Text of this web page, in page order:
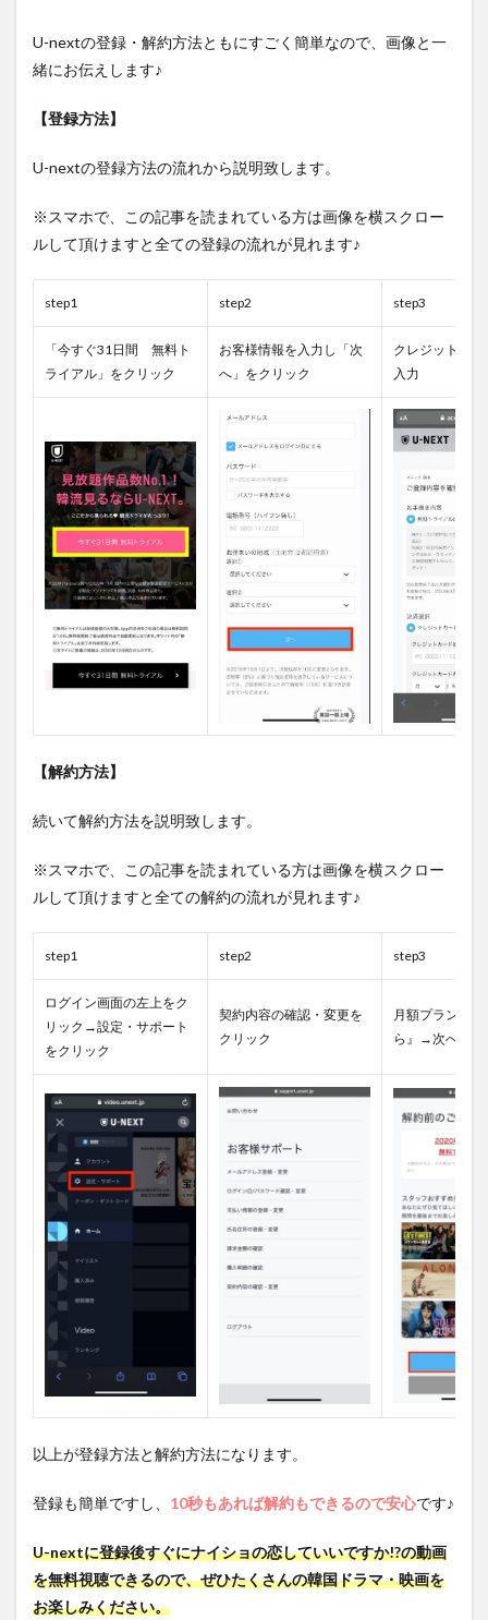
U-nextの登録・解約方法ともにすごく簡単なので、画像と一
緒にお伝えします♪
【登録方法】
U-nextの登録方法の流れから説明致します。
※スマホで、この記事を読まれている方は画像を横スクロー
ルして頂けますと全ての登録の流れが見れます♪
step1 step2 step3
「今すぐ31日間 無料ト
ライアル」をクリック
お客様情報を入力し「次
へ」をクリック
クレジットカ
入力
【解約方法】
続いて解約方法を説明致します。
※スマホで、この記事を読まれている方は画像を横スクロー
ルして頂けますと全ての解約の流れが見れます♪
step1 step2 step3
ログイン画面の左上をク
リック→設定・サポート
をクリック
契約内容の確認・変更を
クリック
月額プラン『
ら』→次へをク
以上が登録方法と解約方法になります。
登録も簡単ですし、 10秒もあれば解約もできるので安心です♪
U-nextに登録後すぐにナイショの恋していいですか!?の動画
を無料視聴できるので、ぜひたくさんの韓国ドラマ・映画を
お楽しみください。